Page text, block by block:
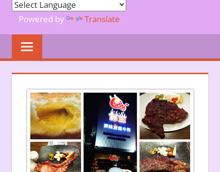
Powered by Translate